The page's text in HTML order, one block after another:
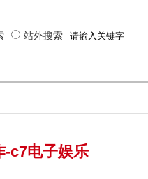
站外搜索
-c7电子娱乐